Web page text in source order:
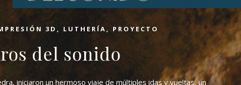
3D , LUTHERÍA, PROYECTO
del sonido
iniciaron un hermoso viaje de múltiples idas y vueltas, un